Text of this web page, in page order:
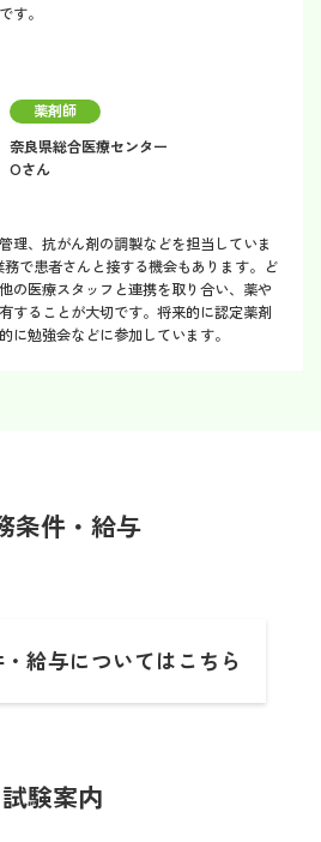
す。
薬剤師
奈良県総合医療センター
Oさん
理、抗がん剤の調製などを担当していま
で患者さんと接する機会もあります。ど
の医療スタッフと連携を取り合い、薬や
することが大切です。将来的に認定薬剤
に勉強会などに参加しています。
条件・給与
給与についてはこちら
試験案内